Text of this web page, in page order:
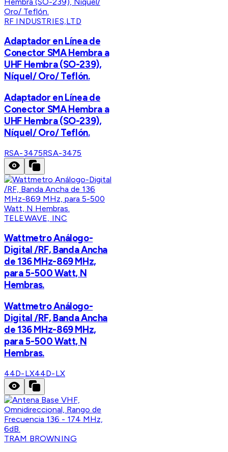
RF INDUSTRIES,LTD
Adaptador en Línea de
Conector SMA Hembra a
UHF Hembra (SO-239),
Níquel/ Oro/ Teflón.
Adaptador en Línea de
Conector SMA Hembra a
UHF Hembra (SO-239),
Níquel/ Oro/ Teflón.
RSA-3475RSA-3475
TELEWAVE, INC
Wattmetro Análogo-
Digital /RF, Banda Ancha
de 136 MHz-869 MHz,
para 5-500 Watt, N
Hembras.
Wattmetro Análogo-
Digital /RF, Banda Ancha
de 136 MHz-869 MHz,
para 5-500 Watt, N
Hembras.
44D-LX44D-LX
TRAM BROWNING